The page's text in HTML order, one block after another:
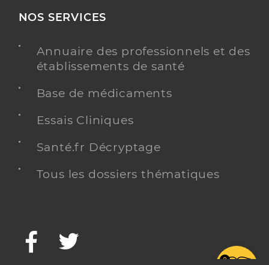
NOS SERVICES
Annuaire des professionnels et des
établissements de santé
Base de médicaments
Essais Cliniques
Santé.fr Décryptage
Tous les dossiers thématiques
Facebook